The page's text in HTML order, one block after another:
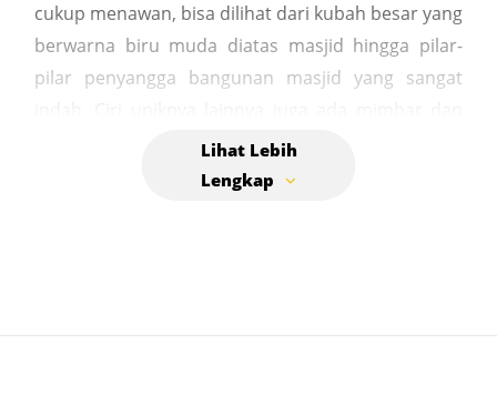
cukup menawan, bisa dilihat dari kubah besar yang
berwarna biru muda diatas masjid hingga pilar-
pilar penyangga bangunan masjid yang sangat
tongkat Po Teumeureuhom. Dalam sejarah
pembangunannya juga melibatkan arsitek dari